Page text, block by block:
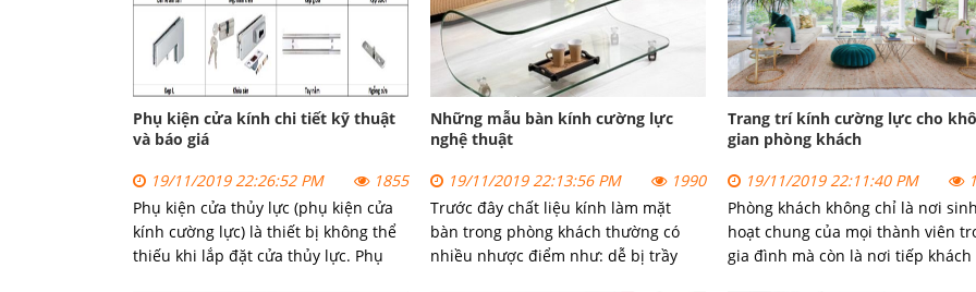
Phụ kiện cửa kính chi tiết kỹ thuật
và báo giá
19/11/2019 22:26:52 PM
1855
Phụ kiện cửa thủy lực (phụ kiện cửa
kính cường lực) là thiết bị không thể
thiếu khi lắp đặt cửa thủy lực. Phụ
Những mẫu bàn kính cường lực
nghệ thuật
19/11/2019 22:13:56 PM
1990
Trước đây chất liệu kính làm mặt
bàn trong phòng khách thường có
nhiều nhược điểm như: dễ bị trầy
Trang trí kính cường lực cho
gian phòng khách
19/11/2019 22:11:40 PM
Phòng khách không chỉ là nơi
hoạt chung của mọi thành viên
gia đình mà còn là nơi tiếp khách